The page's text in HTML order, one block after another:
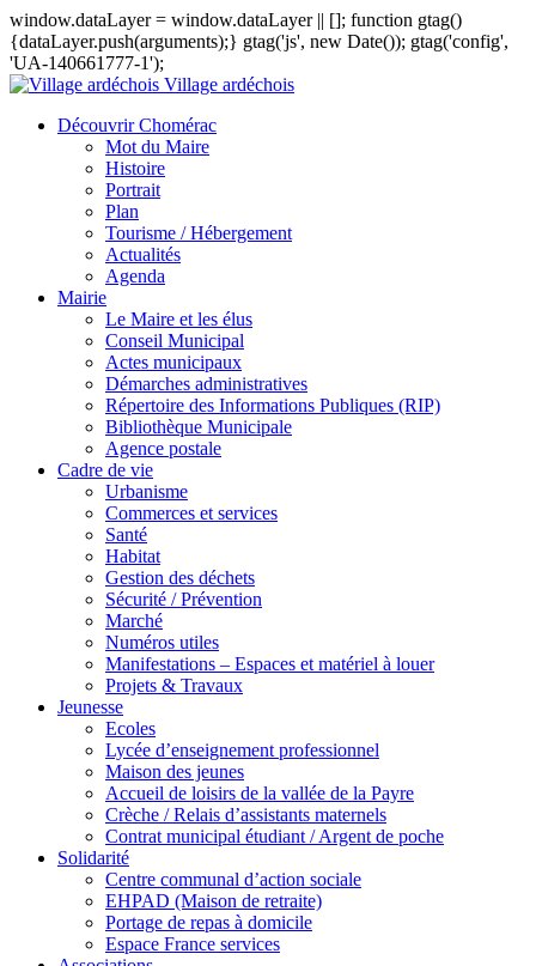
window.dataLayer = window.dataLayer || []; function gtag()
{dataLayer.push(arguments);} gtag('js', new Date()); gtag('config',
'UA-140661777-1');
Village ardéchois
Découvrir Chomérac
Mot du Maire
Histoire
Portrait
Plan
Tourisme / Hébergement
Actualités
Agenda
Mairie
Le Maire et les élus
Conseil Municipal
Actes municipaux
Démarches administratives
Répertoire des Informations Publiques (RIP)
Bibliothèque Municipale
Agence postale
Cadre de vie
Urbanisme
Commerces et services
Santé
Habitat
Gestion des déchets
Sécurité / Prévention
Marché
Numéros utiles
Manifestations – Espaces et matériel à louer
Projets & Travaux
Jeunesse
Ecoles
Lycée d’enseignement professionnel
Maison des jeunes
Accueil de loisirs de la vallée de la Payre
Crèche / Relais d’assistants maternels
Contrat municipal étudiant / Argent de poche
Solidarité
Centre communal d’action sociale
EHPAD (Maison de retraite)
Portage de repas à domicile
Espace France services